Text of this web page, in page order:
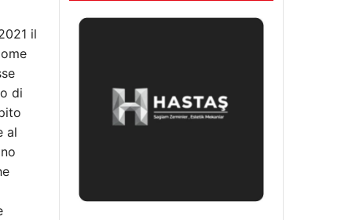
il
di
al
04/08/2026
Son Eklenen Firmalar